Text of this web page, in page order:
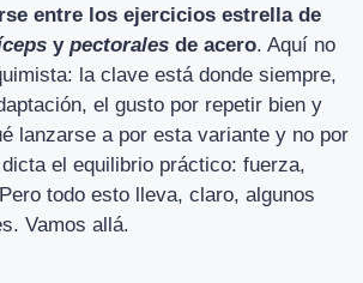
entre los ejercicios estrella de
y pectorales de acero. Aquí no
la clave está donde siempre,
el gusto por repetir bien y
lanzarse a por esta variante y no por
el equilibrio práctico: fuerza,
todo esto lleva, claro, algunos
Vamos allá.